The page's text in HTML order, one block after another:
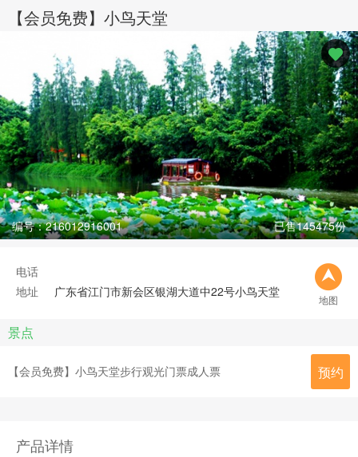
【会员免费】小鸟天堂
编号：216012916001 已售145475份
电话
地址
广东省江门市新会区银湖大道中22号小鸟天堂
地图
景点
【会员免费】小鸟天堂步行观光门票成人票 预约
产品详情